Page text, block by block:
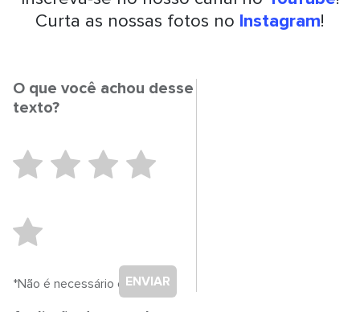
Curta as nossas fotos no Instagram!
O que você achou desse
texto?
ENVIAR
*Não é necessário cadastro.